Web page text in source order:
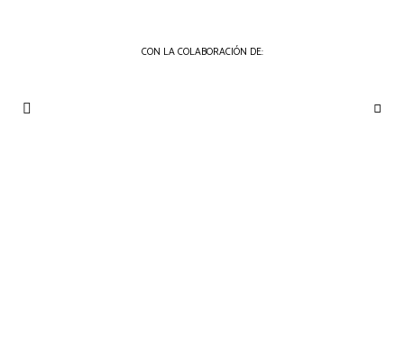
CON LA COLABORACIÓN DE: